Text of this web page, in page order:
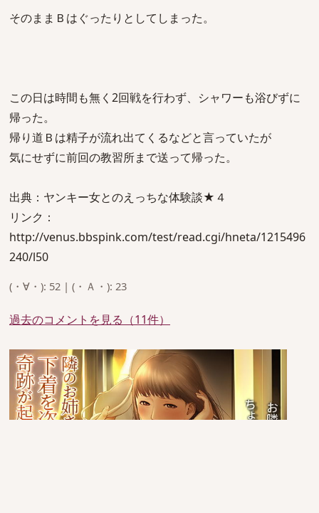
そのままＢはぐったりとしてしまった。
この日は時間も無く2回戦を行わず、シャワーも浴びずに
帰った。
帰り道Ｂは精子が流れ出てくるなどと言っていたが
気にせずに前回の教習所まで送って帰った。
出典：ヤンキー女とのえっちな体験談★４
リンク：
http://venus.bbspink.com/test/read.cgi/hneta/1215496
240/l50
(・∀・): 52 | (・Ａ・): 23
過去のコメントを見る（11件）